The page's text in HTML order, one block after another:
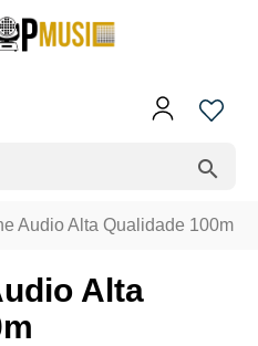
search
Audio Alta Qualidade 100m
Alta